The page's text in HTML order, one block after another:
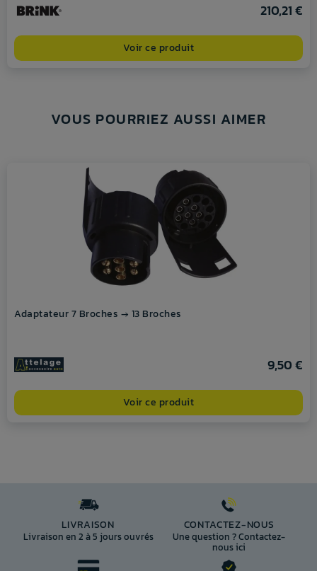
210,21 €
Voir ce produit
VOUS POURRIEZ AUSSI AIMER
Adaptateur 7 Broches → 13 Broches
9,50 €
Voir ce produit
LIVRAISON
Livraison en 2 à 5 jours ouvrés
CONTACTEZ-NOUS
Une question ? Contactez-
nous ici